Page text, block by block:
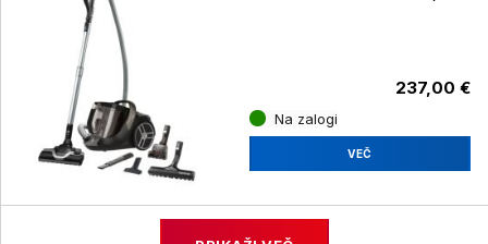
237,00 €
Na zalogi
VEČ